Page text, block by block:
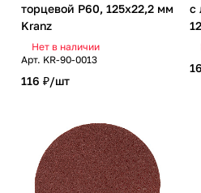
торцевой P60, 125х22,2 мм
Kranz
Нет в наличии
Арт. KR-90-0013
116 ₽/шт
с